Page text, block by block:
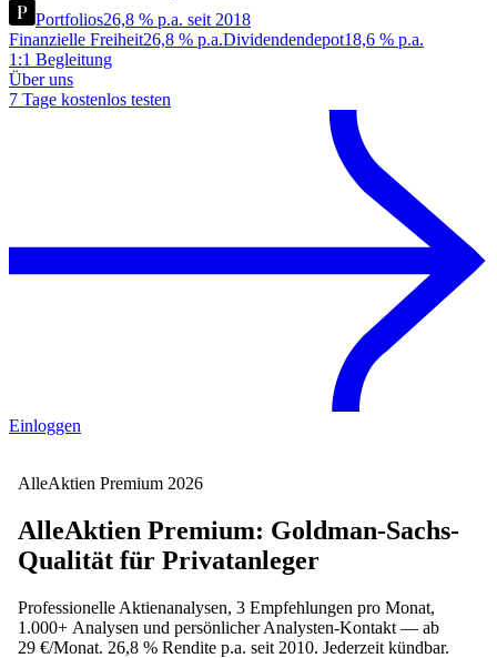
Portfolios26,8 % p.a. seit 2018
Finanzielle Freiheit26,8 % p.a.Dividendendepot18,6 % p.a.
1:1 Begleitung
Über uns
7 Tage kostenlos testen
Einloggen
AlleAktien Premium 2026
AlleAktien Premium: Goldman-Sachs-
Qualität für Privatanleger
Professionelle Aktienanalysen, 3 Empfehlungen pro Monat,
1.000+ Analysen und persönlicher Analysten-Kontakt — ab
29 €/Monat. 26,8 % Rendite p.a. seit 2010. Jederzeit kündbar.